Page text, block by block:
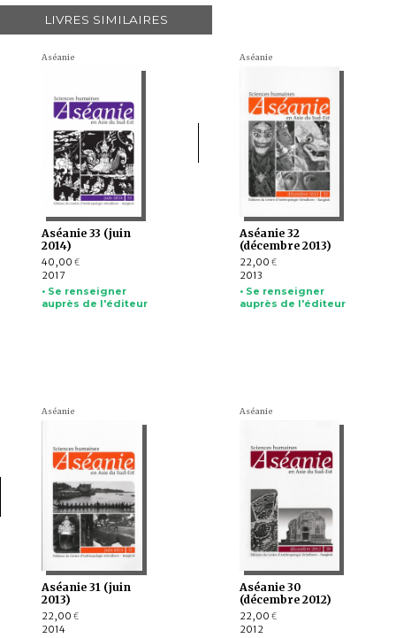
LIVRES SIMILAIRES
Aséanie
Aséanie 33 (juin
2014)
40,00 €
2017
• Se renseigner
auprès de l'éditeur
Aséanie
Aséanie 32
(décembre 2013)
22,00 €
2013
• Se renseigner
auprès de l'éditeur
Aséanie
Aséanie 31 (juin
2013)
22,00 €
2014
Aséanie
Aséanie 30
(décembre 2012)
22,00 €
2012